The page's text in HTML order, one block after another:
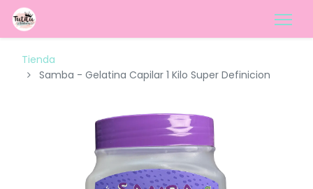
Tienda
Samba - Gelatina Capilar 1 Kilo Super Definicion